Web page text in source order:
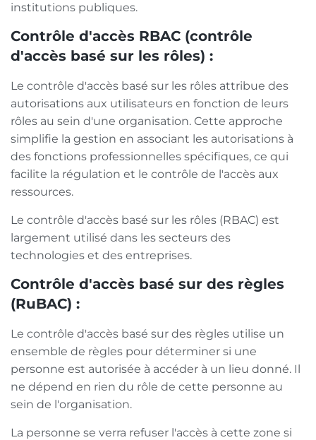
institutions publiques.
Contrôle d'accès RBAC (contrôle
d'accès basé sur les rôles) :
Le contrôle d'accès basé sur les rôles attribue des
autorisations aux utilisateurs en fonction de leurs
rôles au sein d'une organisation. Cette approche
simplifie la gestion en associant les autorisations à
des fonctions professionnelles spécifiques, ce qui
facilite la régulation et le contrôle de l'accès aux
ressources.
Le contrôle d'accès basé sur les rôles (RBAC) est
largement utilisé dans les secteurs des
technologies et des entreprises.
Contrôle d'accès basé sur des règles
(RuBAC) :
Le contrôle d'accès basé sur des règles utilise un
ensemble de règles pour déterminer si une
personne est autorisée à accéder à un lieu donné. Il
ne dépend en rien du rôle de cette personne au
sein de l'organisation.
La personne se verra refuser l'accès à cette zone si